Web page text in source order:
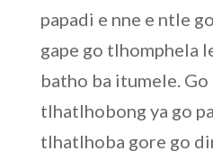
papadi e nne e ntle
gape go tlhomphela
batho ba itumele.
tlhatlhobong ya go
tlhatlhoba gore go